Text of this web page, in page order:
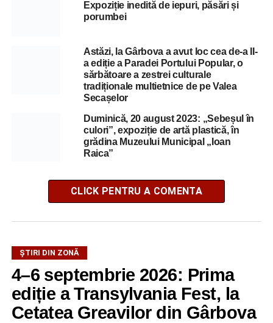
Expoziție inedită de iepuri, păsări și
porumbei
Astăzi, la Gârbova a avut loc cea de-a II-
a ediție a Paradei Portului Popular, o
sărbătoare a zestrei culturale
tradiționale multietnice de pe Valea
Secașelor
Duminică, 20 august 2023: „Sebeșul în
culori”, expoziție de artă plastică, în
grădina Muzeului Municipal „Ioan
Raica”
CLICK PENTRU A COMENTA
ȘTIRI DIN ZONĂ
4–6 septembrie 2026: Prima
ediție a Transylvania Fest, la
Cetatea Greavilor din Gârbova